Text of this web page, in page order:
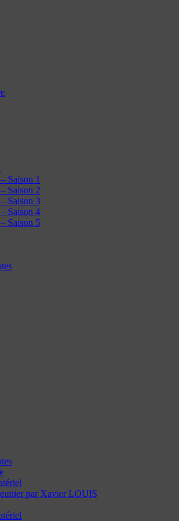
Saison 1
Saison 2
Saison 3
Saison 4
Saison 5
par Xavier LOUIS